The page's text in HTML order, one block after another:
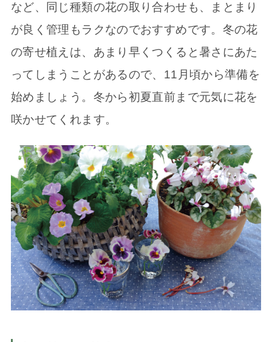
など、同じ種類の花の取り合わせも、まとまり
が良く管理もラクなのでおすすめです。冬の花
の寄せ植えは、あまり早くつくると暑さにあた
ってしまうことがあるので、11月頃から準備を
始めましょう。冬から初夏直前まで元気に花を
咲かせてくれます。